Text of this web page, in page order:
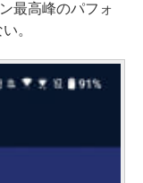
最高峰のパフォ
。